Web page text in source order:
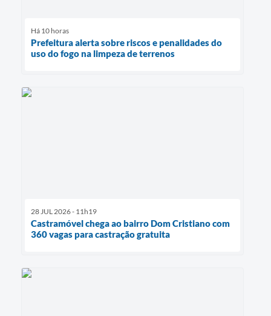
Há 10 horas
Prefeitura alerta sobre riscos e penalidades do
uso do fogo na limpeza de terrenos
28 JUL 2026 - 11h19
Castramóvel chega ao bairro Dom Cristiano com
360 vagas para castração gratuita